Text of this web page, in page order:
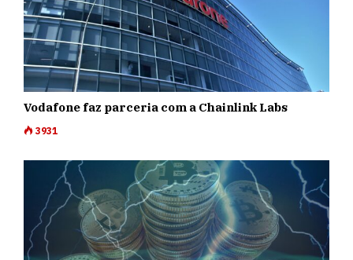
Vodafone faz parceria com a Chainlink Labs
3931